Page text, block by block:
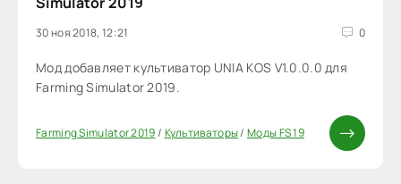
30 ноя 2018, 12:21 0
Мод добавляет культиватор UNIA KOS V1.0.0.0 для
Farming Simulator 2019.
Farming Simulator 2019/ Культиваторы/Моды FS 19